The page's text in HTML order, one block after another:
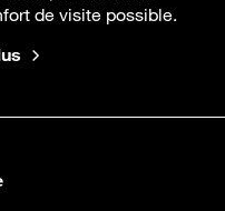
de visite possible.